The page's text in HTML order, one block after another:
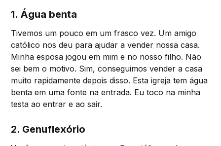
1. Água benta
Tivemos um pouco em um frasco vez. Um amigo
católico nos deu para ajudar a vender nossa casa.
Minha esposa jogou em mim e no nosso filho. Não
sei bem o motivo. Sim, conseguimos vender a casa
muito rapidamente depois disso. Esta igreja tem água
benta em uma fonte na entrada. Eu toco na minha
testa ao entrar e ao sair.
2. Genuflexório